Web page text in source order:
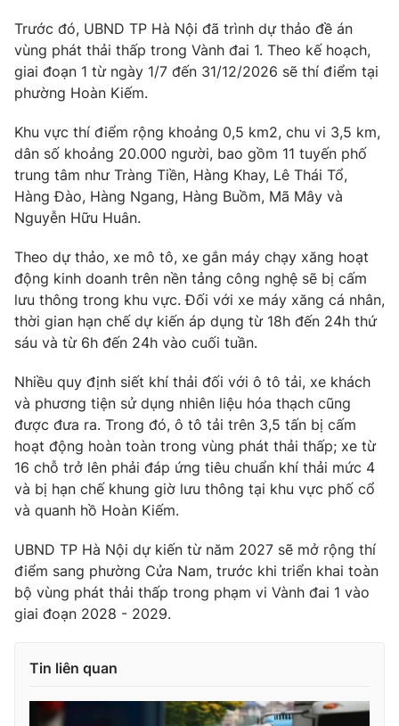
Theo dõi báo trên
Cơ quan chủ quản:Đài Truyền hình Việt Nam
Cơ quan báo chí:Thời báo VTV
Giấy phép hoạt động báo in và báo điện tử số 483/GP-BTTTT
cấp ngày 29/12/2023
Phó Tổng Biên tập:
Nguyễn Thị Mỹ Hạnh, Phạm Quốc Thắng,
Nguyễn Trọng Ninh
Tổng đài VTV: 024.38 355 931 - 024.38 355 932
Ðiện thoại Thời báo VTV:
024.66 897 897
Liên hệ quảng cáo:024-7300.7108
thông tin từ website này.
Trước đó, UBND TP Hà Nội đã trình dự thảo đề án
vùng phát thải thấp trong Vành đai 1. Theo kế hoạch,
giai đoạn 1 từ ngày 1/7 đến 31/12/2026 sẽ thí điểm tại
phường Hoàn Kiếm.
Khu vực thí điểm rộng khoảng 0,5 km2, chu vi 3,5 km,
dân số khoảng 20.000 người, bao gồm 11 tuyến phố
trung tâm như Tràng Tiền, Hàng Khay, Lê Thái Tổ,
Hàng Đào, Hàng Ngang, Hàng Buồm, Mã Mây và
Nguyễn Hữu Huân.
Theo dự thảo, xe mô tô, xe gắn máy chạy xăng hoạt
động kinh doanh trên nền tảng công nghệ sẽ bị cấm
lưu thông trong khu vực. Đối với xe máy xăng cá nhân,
thời gian hạn chế dự kiến áp dụng từ 18h đến 24h thứ
sáu và từ 6h đến 24h vào cuối tuần.
Nhiều quy định siết khí thải đối với ô tô tải, xe khách
và phương tiện sử dụng nhiên liệu hóa thạch cũng
được đưa ra. Trong đó, ô tô tải trên 3,5 tấn bị cấm
hoạt động hoàn toàn trong vùng phát thải thấp; xe từ
16 chỗ trở lên phải đáp ứng tiêu chuẩn khí thải mức 4
và bị hạn chế khung giờ lưu thông tại khu vực phố cổ
và quanh hồ Hoàn Kiếm.
UBND TP Hà Nội dự kiến từ năm 2027 sẽ mở rộng thí
điểm sang phường Cửa Nam, trước khi triển khai toàn
bộ vùng phát thải thấp trong phạm vi Vành đai 1 vào
giai đoạn 2028 - 2029.
Tin liên quan